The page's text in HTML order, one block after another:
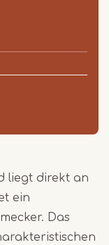
liegt direkt an
ein
Das